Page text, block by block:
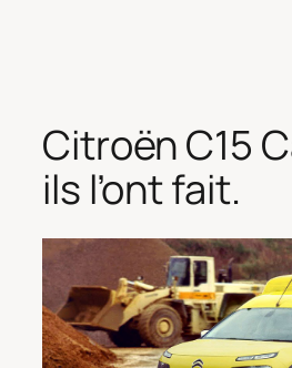
Citroën C15
ils l’ont fait.